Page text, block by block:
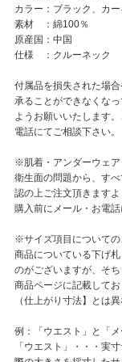
カラー：ブラック、カー
素材 ：綿100％
原産国：中国
仕様 ：クルーネック
付属品を損失された場
承ることができなくな
ようお願いいたします
電話にてご相談下さい。
※肌着・アンダーウェア
衛生面の問題から、す
認の上ご注文頂きます
購入前にメール・お電話
※サイズ項目についての
商品についている下げ
のがございますが、そ
商品ページに記載して
（仕上がり寸法】とは
例：「ウエスト」と「
「ウエスト」・・・実